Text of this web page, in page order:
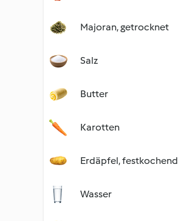
Majoran, getrocknet
Salz
Butter
Karotten
Erdäpfel, festkochend
Wasser